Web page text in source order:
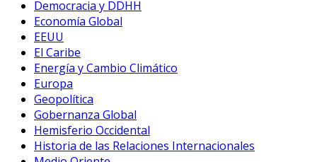
Democracia y DDHH
Economía Global
EEUU
El Caribe
Energía y Cambio Climático
Europa
Geopolítica
Gobernanza Global
Hemisferio Occidental
Historia de las Relaciones Internacionales